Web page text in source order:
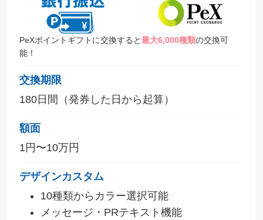
PeXポイントギフトに交換すると最大6,000種類の交換可
能！
交換期限
180日間（発券した日から起算）
額面
1円〜10万円
デザインカスタム
10種類からカラー選択可能
メッセージ・PRテキスト機能